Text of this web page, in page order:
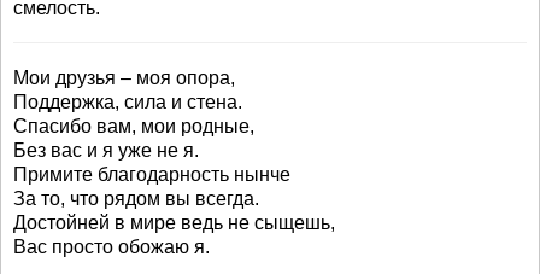
смелость.
Мои друзья – моя опора,
Поддержка, сила и стена.
Спасибо вам, мои родные,
Без вас и я уже не я.
Примите благодарность нынче
За то, что рядом вы всегда.
Достойней в мире ведь не сыщешь,
Вас просто обожаю я.